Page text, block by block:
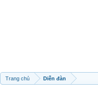
Trang chủ Diễn đàn